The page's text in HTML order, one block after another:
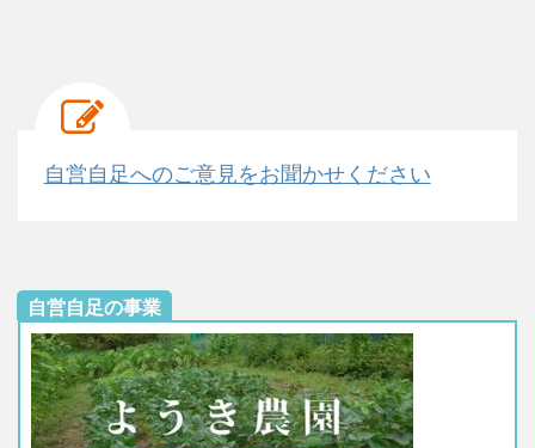
自営自足へのご意見をお聞かせください
自営自足の事業